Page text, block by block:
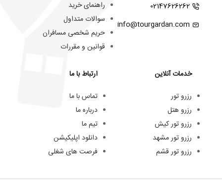
02147626262
info@tourgardan.com
خدمات آنلاین
رزرو تور
رزرو هتل
رزرو تور کیش
رزرو تور مشهد
رزرو تور قشم
راهنمای خرید
سوالات متداول
حریم شخصی مسافران
قوانین و مقررات
ارتباط با ما
تماس با ما
درباره ما
تیم ما
دانلود اپلیکیشن
فرصت های شغلی